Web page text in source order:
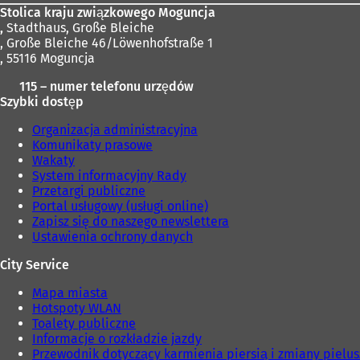
Stolica kraju związkowego Moguncja
, Stadthaus, Große Bleiche
, Große Bleiche 46/Löwenhofstraße 1
, 55116 Moguncja
115 – numer telefonu urzędów
Szybki dostęp
Organizacja administracyjna
Komunikaty prasowe
Wakaty
System informacyjny Rady
Przetargi publiczne
Portal usługowy (usługi online)
Zapisz się do naszego newslettera
Ustawienia ochrony danych
City Service
Mapa miasta
Hotspoty WLAN
Toalety publiczne
Informacje o rozkładzie jazdy
Przewodnik dotyczący karmienia piersią i zmiany